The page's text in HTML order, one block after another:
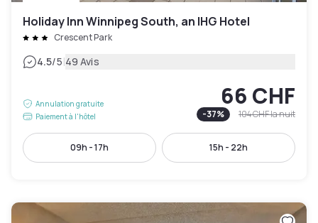
Holiday Inn Winnipeg South, an IHG Hotel
Crescent Park
4.5/5|49 Avis
Annulation gratuite
Paiement à l'hôtel
66 CHF
-37% 104 CHFla nuit
09h - 17h 15h - 22h